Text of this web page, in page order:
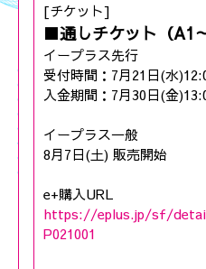
[チケット]
■通しチケット（A1～
イープラス先行
受付時間：7月21日(水
入金期間：7月30日(金
イープラス一般
8月7日(土) 販売開始
e+購入URL
https://eplus.jp/sf/detail/
P021001